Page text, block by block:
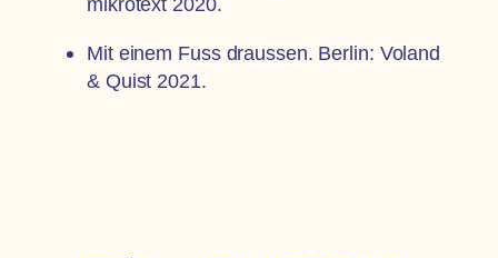
Mit einem Fuss draussen. Berlin: Voland
& Quist 2021.